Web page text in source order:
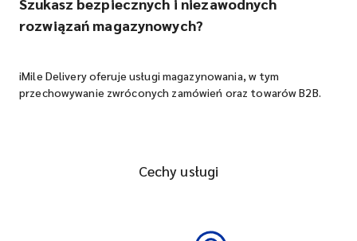
rozwiązań magazynowych?
iMile Delivery oferuje usługi magazynowania, w tym
przechowywanie zwróconych zamówień oraz towarów B2B.
Cechy usługi
iMile Chat